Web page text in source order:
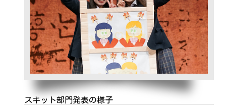
スキット部門発表の様子